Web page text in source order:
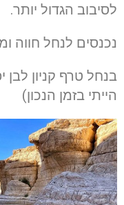
לסיבוב הגדול יותר.
נכנסים לנחל חווה
בנחל טרף קניון לבן
הייתי בזמן הנכון)